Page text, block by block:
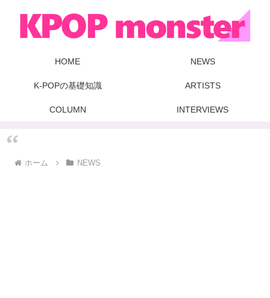
HOME NEWS
K-POPの基礎知識 ARTISTS
COLUMN INTERVIEWS
ホーム NEWS